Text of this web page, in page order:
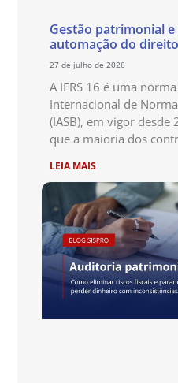
Gestão patrimonial e
automação do
27 de julho de 2026
A IFRS 16 é uma
Internacional de
(IASB), em vigor
que a maioria dos
LEIA MAIS